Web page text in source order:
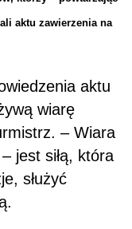
aktu zawierzenia na
aktu
wiarę
– Wiara
jest siłą, która
służyć